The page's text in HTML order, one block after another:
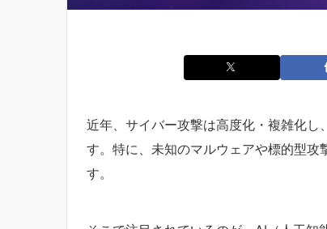
近年、サイバー攻撃は高度化・複雑化し
す。特に、未知のマルウェアや標的型攻
す。